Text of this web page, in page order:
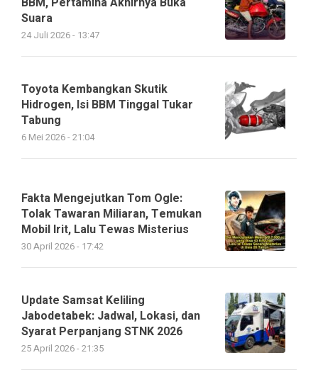
Suara
24 Juli 2026 - 13:47
Toyota Kembangkan Skutik
Hidrogen, Isi BBM Tinggal Tukar
Tabung
6 Mei 2026 - 21:04
Fakta Mengejutkan Tom Ogle:
Tolak Tawaran Miliaran, Temukan
Mobil Irit, Lalu Tewas Misterius
30 April 2026 - 17:42
Update Samsat Keliling
Jabodetabek: Jadwal, Lokasi, dan
Syarat Perpanjang STNK 2026
25 April 2026 - 21:35